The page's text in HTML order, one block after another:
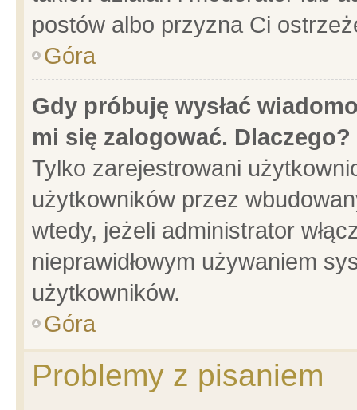
postów albo przyzna Ci
Góra
Gdy próbuję wysłać
mi się zalogować. Dlaczego?
Tylko zarejestrowani
użytkowników przez
wtedy, jeżeli administrator
nieprawidłowym używaniem
użytkowników.
Góra
Problemy z pisaniem